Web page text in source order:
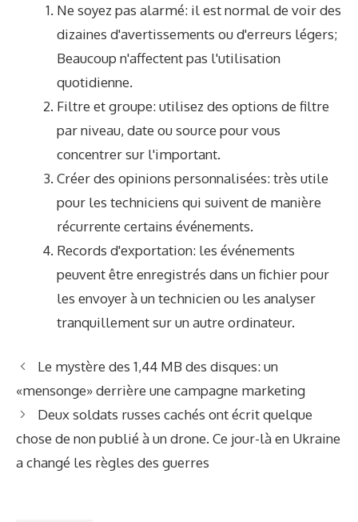
Ne soyez pas alarmé: il est normal de voir des
dizaines d'avertissements ou d'erreurs légers;
Beaucoup n'affectent pas l'utilisation
quotidienne.
Filtre et groupe: utilisez des options de filtre
par niveau, date ou source pour vous
concentrer sur l'important.
Créer des opinions personnalisées: très utile
pour les techniciens qui suivent de manière
récurrente certains événements.
Records d'exportation: les événements
peuvent être enregistrés dans un fichier pour
les envoyer à un technicien ou les analyser
tranquillement sur un autre ordinateur.
Le mystère des 1,44 MB des disques: un
«mensonge» derrière une campagne marketing
Deux soldats russes cachés ont écrit quelque
chose de non publié à un drone. Ce jour-là en Ukraine
a changé les règles des guerres